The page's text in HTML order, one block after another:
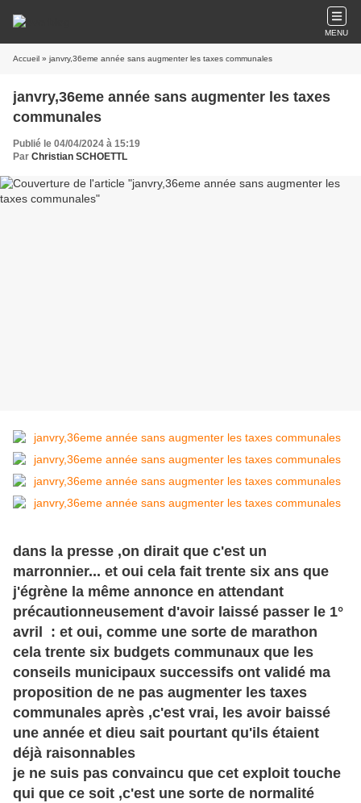
MENU
Accueil » janvry,36eme année sans augmenter les taxes communales
janvry,36eme année sans augmenter les taxes
communales
Publié le 04/04/2024 à 15:19
Par Christian SCHOETTL
dans la presse ,on dirait que c'est un
marronnier... et oui cela fait trente six ans que
j'égrène la même annonce en attendant
précautionneusement d'avoir laissé passer le 1°
avril : et oui, comme une sorte de marathon
cela trente six budgets communaux que les
conseils municipaux successifs ont validé ma
proposition de ne pas augmenter les taxes
communales après ,c'est vrai, les avoir baissé
une année et dieu sait pourtant qu'ils étaient
déjà raisonnables
je ne suis pas convaincu que cet exploit touche
qui que ce soit ,c'est une sorte de normalité